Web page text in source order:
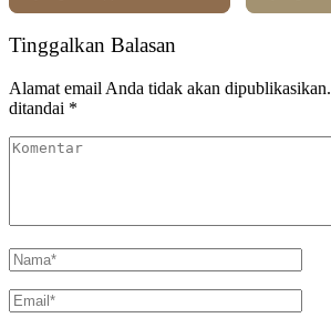
Tinggalkan Balasan
Alamat email Anda tidak akan dipublikasikan.
ditandai *